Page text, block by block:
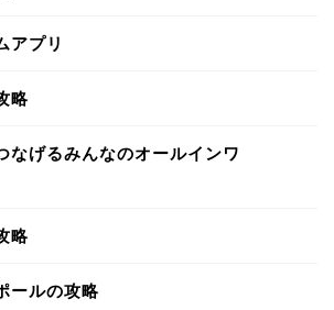
アプリ
略
なげるみんなのオールインワ
略
ールの攻略